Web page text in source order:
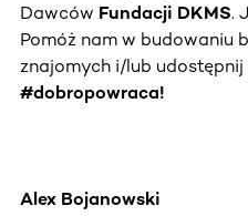
Dawców Fundacji DKMS.
Pomóż nam w budowaniu
znajomych i/lub
#dobropowraca!
Alex Bojanowski